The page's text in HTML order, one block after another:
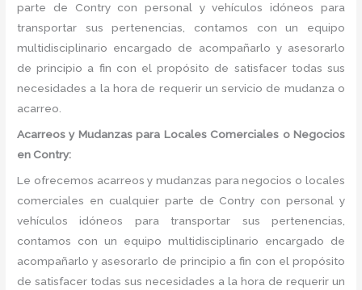
parte de Contry con personal y vehículos idóneos para
transportar sus pertenencias, contamos con un equipo
multidisciplinario encargado de acompañarlo y asesorarlo
de principio a fin con el propósito de satisfacer todas sus
necesidades a la hora de requerir un servicio de mudanza o
acarreo.
Acarreos y Mudanzas para Locales Comerciales o Negocios
en Contry:
Le ofrecemos acarreos y mudanzas para negocios o locales
comerciales en cualquier parte de Contry con personal y
vehículos idóneos para transportar sus pertenencias,
contamos con un equipo multidisciplinario encargado de
acompañarlo y asesorarlo de principio a fin con el propósito
de satisfacer todas sus necesidades a la hora de requerir un